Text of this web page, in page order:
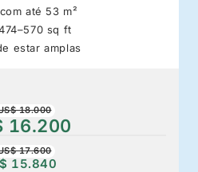
até 53 m²
sq ft
estar amplas
18.000
16.200
17.600
15.840